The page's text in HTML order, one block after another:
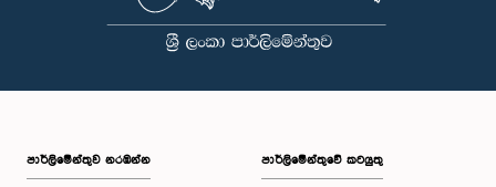
පාර්ලි‌මේන්තුව නරඹන්න පාර්ලිමේන්තුවේ කටයුතු